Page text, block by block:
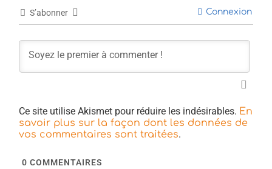
S’abonner Connexion
Ce site utilise Akismet pour réduire les indésirables. En
savoir plus sur la façon dont les données de
vos commentaires sont traitées.
0 COMMENTAIRES